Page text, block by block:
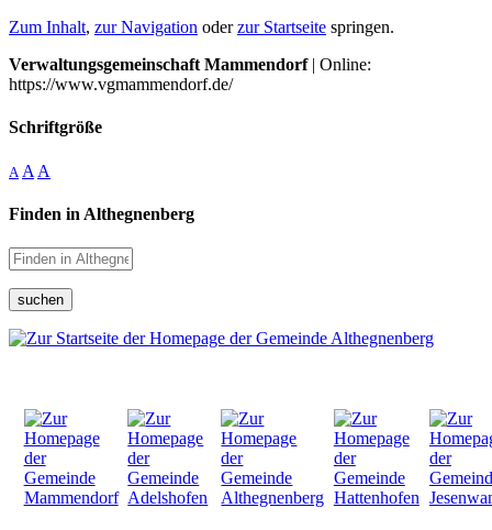
Zum Inhalt, zur Navigation oderzur Startseite springen.
Verwaltungsgemeinschaft Mammendorf| Online:
https://www.vgmammendorf.de/
Schriftgröße
A A A
Finden in Althegnenberg
suchen